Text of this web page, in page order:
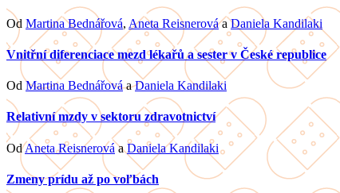
Od Martina Bednářová, Aneta ReisnerováaDaniela Kandilaki
Vnitřní diferenciace mezd lékařů a sester v České republice
Od Martina BednářováaDaniela Kandilaki
Relativní mzdy v sektoru zdravotnictví
OdAneta ReisnerováaDaniela Kandilaki
Zmeny prídu až po voľbách